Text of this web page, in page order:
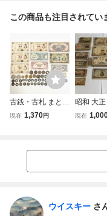
この商品も注目されてい
古銭・古札 まとめ
てセット 10枚 総
現在 1,370円
昭和 大
幣 銭札 古
現在
ウイスキー さ